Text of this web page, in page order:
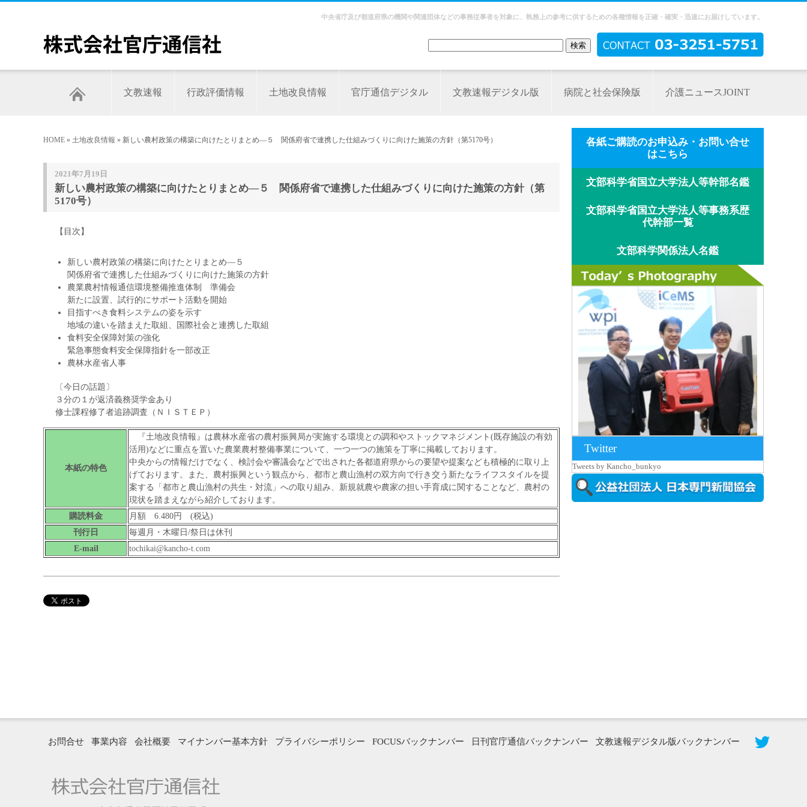
中央省庁及び都道府県の機関や関連団体などの事務従事者を対象に、執務上の参考に供するための各種情報を正確・確実・迅速にお届けしています。
文教速報 行政評価情報 土地改良情報 官庁通信デジタル 文教速報デジタル版 病院と社会保険版 介護ニュースJOINT
HOME » 土地改良情報 » 新しい農村政策の構築に向けたとりまとめ―５ 関係府省で連携した仕組みづくりに向けた施策の方針（第5170号）
2021年7月19日
新しい農村政策の構築に向けたとりまとめ―５ 関係府省で連携した仕組みづくりに向けた施策の方針（第
5170号）
【目次】
新しい農村政策の構築に向けたとりまとめ―５
関係府省で連携した仕組みづくりに向けた施策の方針
農業農村情報通信環境整備推進体制 準備会
新たに設置、試行的にサポート活動を開始
目指すべき食料システムの姿を示す
地域の違いを踏まえた取組、国際社会と連携した取組
食料安全保障対策の強化
緊急事態食料安全保障指針を一部改正
農林水産省人事
〔今日の話題〕
３分の１が返済義務奨学金あり
修士課程修了者追跡調査（ＮＩＳＴＥＰ）
本紙の特色
『土地改良情報』は農林水産省の農村振興局が実施する環境との調和やストックマネジメント(既存施設の有効
活用)などに重点を置いた農業農村整備事業について、一つ一つの施策を丁寧に掲載しております。
中央からの情報だけでなく、検討会や審議会などで出された各都道府県からの要望や提案なども積極的に取り上
げております。また、農村振興という観点から、都市と農山漁村の双方向で行き交う新たなライフスタイルを提
案する「都市と農山漁村の共生・対流」への取り組み、新規就農や農家の担い手育成に関することなど、農村の
現状を踏まえながら紹介しております。
購読料金
月額 6.480円 (税込)
刊行日
毎週月・木曜日/祭日は休刊
E-mail
tochikai@kancho-t.com
各紙ご購読のお申込み・お問い合せ
はこちら
文部科学省国立大学法人等幹部名鑑
文部科学省国立大学法人等事務系歴
代幹部一覧
文部科学関係法人名鑑
京都大iCeMS等を視察した松本文部科学
大...
Twitter
Tweets by Kancho_bunkyo
お問合せ 事業内容 会社概要 マイナンバー基本方針 プライバシーポリシー FOCUSバックナンバー 日刊官庁通信バックナンバー 文教速報デジタル版バックナンバー